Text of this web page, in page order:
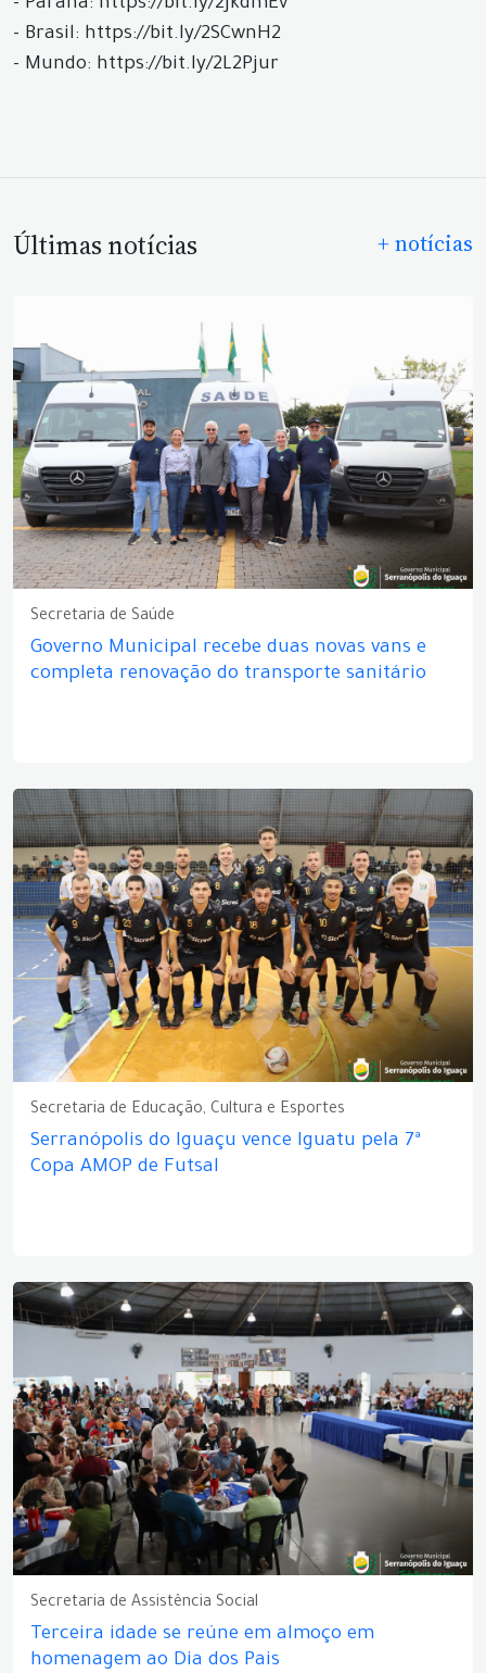
- Paraná: https://bit.ly/2JkdmEv
- Brasil: https://bit.ly/2SCwnH2
- Mundo: https://bit.ly/2L2Pjur
Últimas notícias + notícias
Secretaria de Saúde
Governo Municipal recebe duas novas vans e
completa renovação do transporte sanitário
Secretaria de Educação, Cultura e Esportes
Serranópolis do Iguaçu vence Iguatu pela 7ª
Copa AMOP de Futsal
Secretaria de Assistência Social
Terceira idade se reúne em almoço em
homenagem ao Dia dos Pais